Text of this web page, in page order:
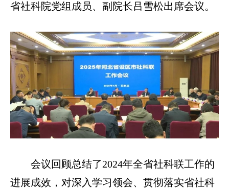
省社科院党组成员、副院长吕雪松出席会议。
会议回顾总结了2024年全省社科联工作的
进展成效，对深入学习领会、贯彻落实省社科